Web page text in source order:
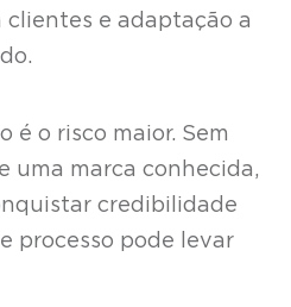
e adaptação a
é o risco maior. Sem
uma marca conhecida,
credibilidade
processo pode levar